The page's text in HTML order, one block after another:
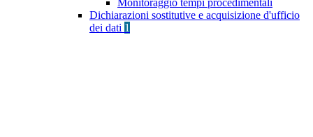
Monitoraggio tempi procedimentali
Dichiarazioni sostitutive e acquisizione d'ufficio
dei dati 1